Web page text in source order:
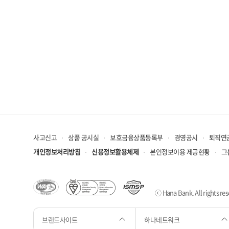
사고신고 상품 공시실 보호금융상품등록부 경영공시
퇴직연
개인정보처리방침
신용정보활용체제 본인정보이용 제공현황 그
ⓒ Hana Bank. All rights
브랜드사이트 하나네트워크